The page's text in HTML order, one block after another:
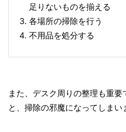
足りないものを揃える
各場所の掃除を行う
不用品を処分する
また、デスク周りの整理も重
と、掃除の邪魔になってしまい